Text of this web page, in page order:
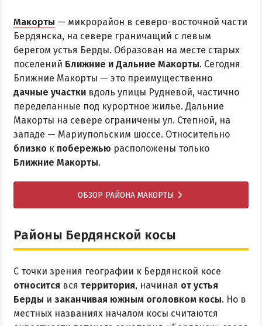
Макорты — микрорайон в северо-восточной части
Бердянска, на севере граничащий с левым
берегом устья Берды. Образован на месте старых
поселений Ближние и Дальние Макорты. Сегодня
Ближние Макорты — это преимущественно
дачные участки вдоль улицы Рудневой, частично
переделанные под курортное жилье. Дальние
Макорты на севере ограничены ул. Степной, на
западе — Мариупольским шоссе. Относительно
близко к побережью расположены только
Ближние Макорты.
ОБЗОР РАЙОНА МАКОРТЫ
Районы Бердянской косы
С точки зрения географии к Бердянской косе
относится вся территория, начиная от устья
Берды и заканчивая южным оголовком косы. Но в
местных названиях началом косы считаются